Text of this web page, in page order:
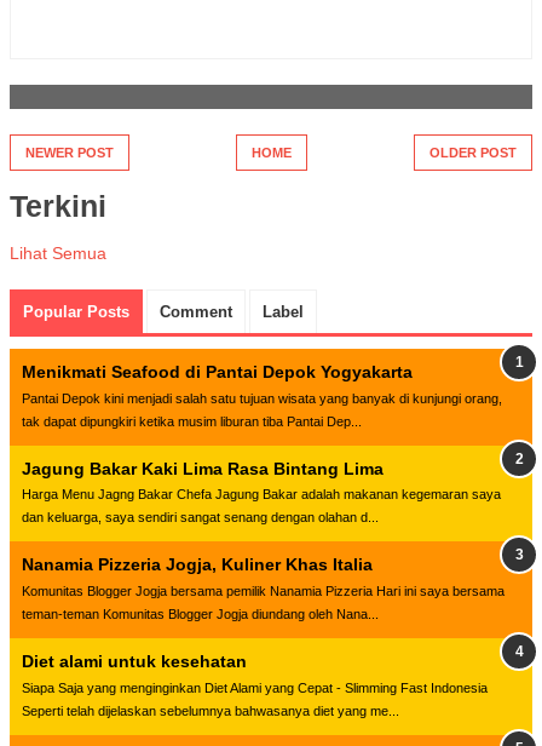
NEWER POST OLDER POST
HOME
Terkini
Lihat Semua
Popular Posts Comment Label
Menikmati Seafood di Pantai Depok Yogyakarta
Pantai Depok kini menjadi salah satu tujuan wisata yang banyak di kunjungi orang,
tak dapat dipungkiri ketika musim liburan tiba Pantai Dep...
Jagung Bakar Kaki Lima Rasa Bintang Lima
Harga Menu Jagng Bakar Chefa Jagung Bakar adalah makanan kegemaran saya
dan keluarga, saya sendiri sangat senang dengan olahan d...
Nanamia Pizzeria Jogja, Kuliner Khas Italia
Komunitas Blogger Jogja bersama pemilik Nanamia Pizzeria Hari ini saya bersama
teman-teman Komunitas Blogger Jogja diundang oleh Nana...
Diet alami untuk kesehatan
Siapa Saja yang menginginkan Diet Alami yang Cepat - Slimming Fast Indonesia
Seperti telah dijelaskan sebelumnya bahwasanya diet yang me...